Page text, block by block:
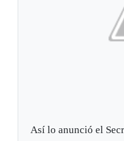
Así lo anunció el